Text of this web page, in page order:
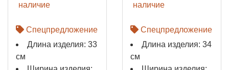
наличие
Спецпредложение
Длина изделия: 33
см
наличие
Спецпредложение
Длина изделия: 34
см